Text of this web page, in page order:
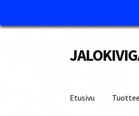
Siirry
navigointiin
Siirry
sisältöön
Etusivu